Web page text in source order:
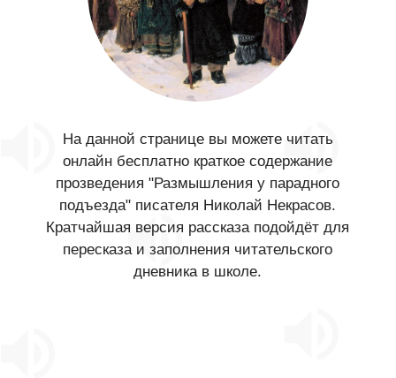
На данной странице вы можете читать
онлайн бесплатно краткое содержание
прозведения "Размышления у парадного
подъезда" писателя Николай Некрасов.
Кратчайшая версия рассказа подойдёт для
пересказа и заполнения читательского
дневника в школе.